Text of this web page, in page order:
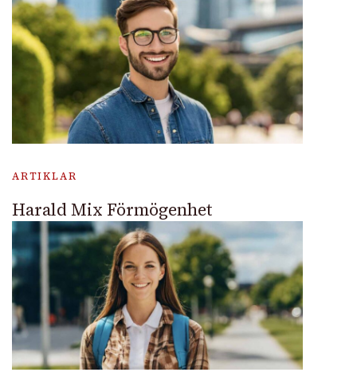
ARTIKLAR
Harald Mix Förmögenhet